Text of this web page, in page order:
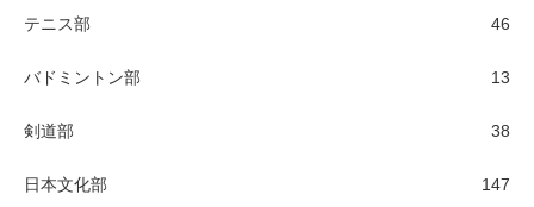
テニス部 46
バドミントン部 13
剣道部 38
日本文化部 147